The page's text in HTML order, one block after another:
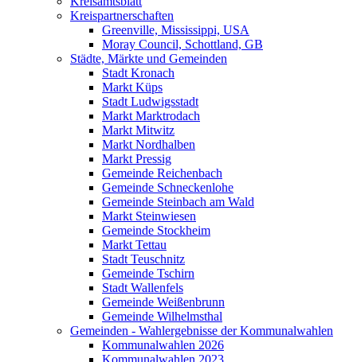
Kreispartnerschaften
Greenville, Mississippi, USA
Moray Council, Schottland, GB
Städte, Märkte und Gemeinden
Stadt Kronach
Markt Küps
Stadt Ludwigsstadt
Markt Marktrodach
Markt Mitwitz
Markt Nordhalben
Markt Pressig
Gemeinde Reichenbach
Gemeinde Schneckenlohe
Gemeinde Steinbach am Wald
Markt Steinwiesen
Gemeinde Stockheim
Markt Tettau
Stadt Teuschnitz
Gemeinde Tschirn
Stadt Wallenfels
Gemeinde Weißenbrunn
Gemeinde Wilhelmsthal
Gemeinden - Wahlergebnisse der Kommunalwahlen
Kommunalwahlen 2026
Kommunalwahlen 2023